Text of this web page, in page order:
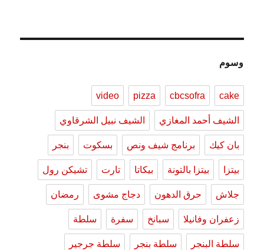
وسوم
cake
cbcsofra
pizza
video
الشيف أحمد المغازي الشيف نبيل الشرقاوي
بان كيك برنامج شيف ونص بسكوت بنجر
بيتزا بيتزا بالتونة بيكاتا تارت تشيكن رول
جلاش حرق الدهون دجاج مشوى رمضان
زعفران وفانيلا سبانخ سفرة سلطة
سلطة البنجر سلطة بنجر سلطة جرجير